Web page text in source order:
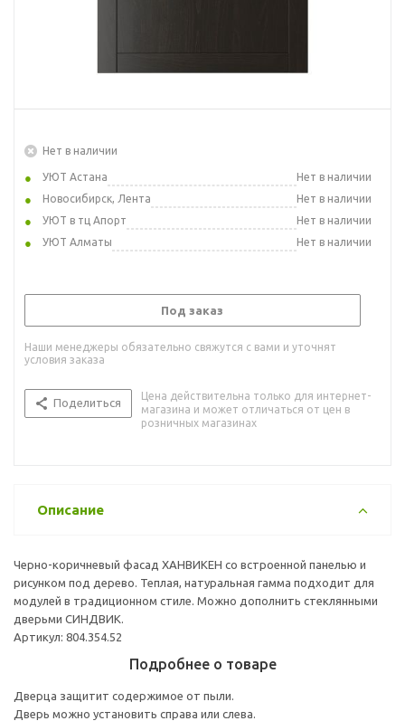
Нет в наличии
УЮТ Астана
Нет в наличии
Новосибирск, Лента
Нет в наличии
УЮТ в тц Апорт
Нет в наличии
УЮТ Алматы
Нет в наличии
Под заказ
Наши менеджеры обязательно свяжутся с вами и уточнят
условия заказа
Поделиться
Цена действительна только для интернет-
магазина и может отличаться от цен в
розничных магазинах
Описание
Черно-коричневый фасад ХАНВИКЕН со встроенной панелью и
рисунком под дерево. Теплая, натуральная гамма подходит для
модулей в традиционном стиле. Можно дополнить стеклянными
дверьми СИНДВИК.
Артикул: 804.354.52
Подробнее о товаре
Дверца защитит содержимое от пыли.
Дверь можно установить справа или слева.